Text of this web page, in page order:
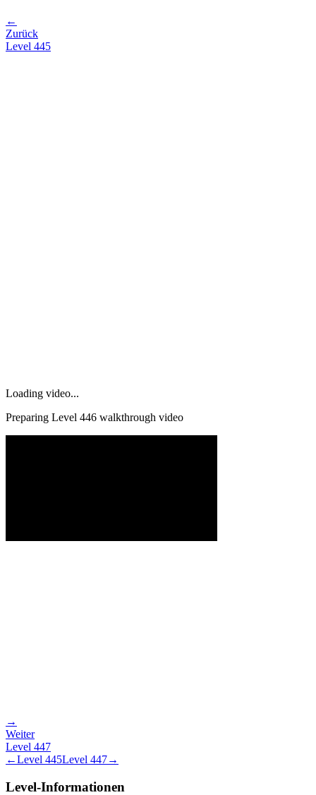
←
Zurück
Level 445
Loading video...
Preparing Level 446 walkthrough video
→
Weiter
Level 447
←Level 445Level 447→
Level-Informationen